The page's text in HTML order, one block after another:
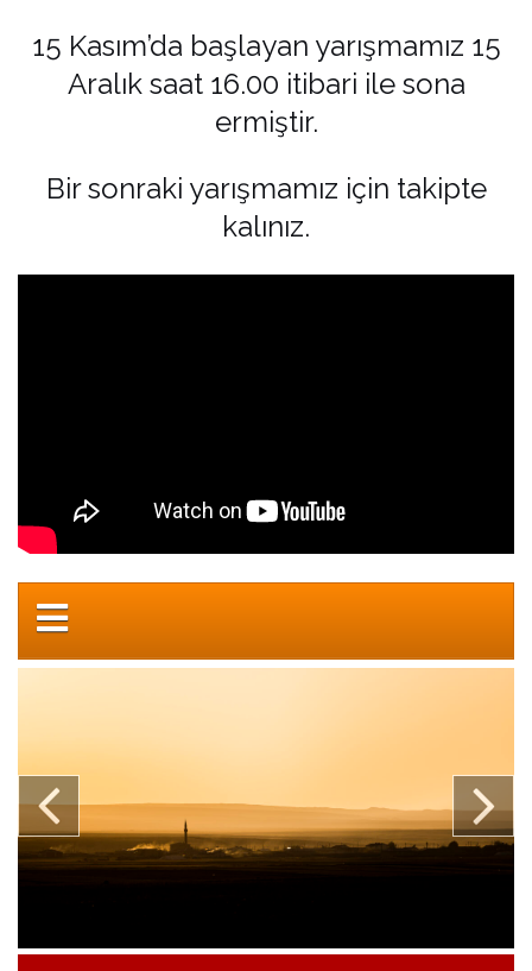
15 Kasım’da başlayan yarışmamız 15
Aralık saat 16.00 itibari ile sona
ermiştir.
Bir sonraki yarışmamız için takipte
kalınız.